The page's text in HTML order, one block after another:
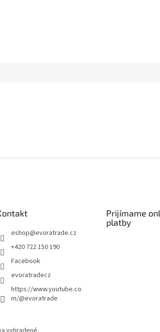
eshop@evoratrade.cz
+420 722 150 190
Facebook
evoratradecz
https://www.youtube.co
m/@evoratrade
Prijímame
platby